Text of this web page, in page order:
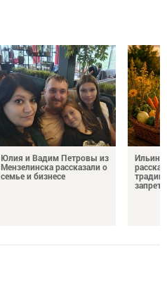
Юлия и Вадим Петровы из
Мензелинска рассказали о
семье и бизнесе
Ильин